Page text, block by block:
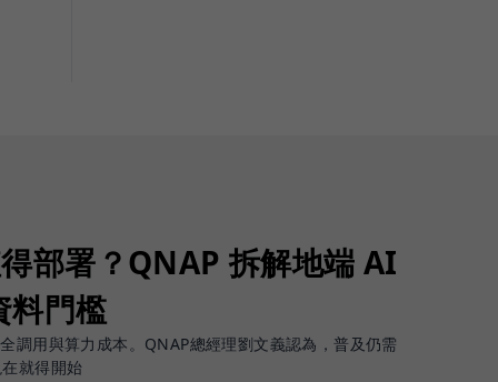
部署？QNAP 拆解地端 AI
料門檻
調用與算力成本。QNAP總經理劉文義認為，普及仍需
就得開始